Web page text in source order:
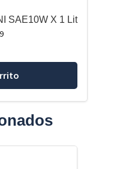
SAE10W X 1 Lit